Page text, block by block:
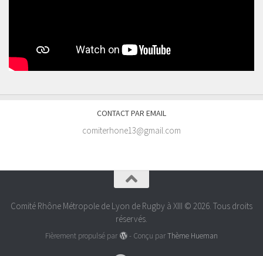
CONTACT PAR EMAIL
comiterhone13@gmail.com
Comité Rhône Métropole de Lyon de Rugby à XIII © 2026. Tous droits
réservés.
Fièrement propulsé par - Conçu parThème Hueman